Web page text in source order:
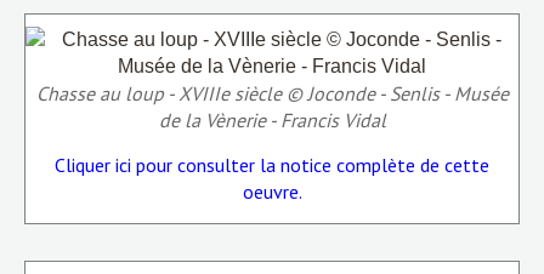
Chasse au loup - XVIIIe siècle © Joconde - Senlis - Musée
de la Vènerie - Francis Vidal
Cliquer ici pour consulter la notice complète de cette
oeuvre.